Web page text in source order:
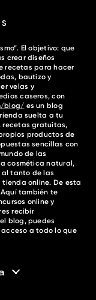
El objetivo: que
crear diseños
recetas para hacer
bautizo y
velas y
caseros, con
blog/ es un blog
suelta a tu
recetas gratuitas,
productos de
sencillas con
de las
cosmética natural,
al tanto de las
online. De esta
también te
online y
recibir
blog, puedes
a todo lo que